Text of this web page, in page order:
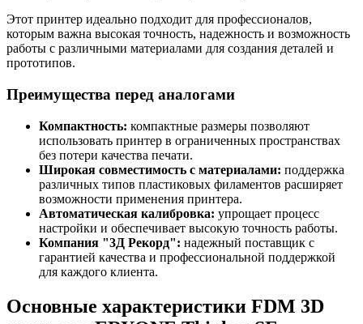
Этот принтер идеально подходит для профессионалов,
которым важна высокая точность, надежность и возможность
работы с различными материалами для создания деталей и
прототипов.
Преимущества перед аналогами
Компактность: компактные размеры позволяют
использовать принтер в ограниченных пространствах
без потери качества печати.
Широкая совместимость с материалами: поддержка
различных типов пластиковых филаментов расширяет
возможности применения принтера.
Автоматическая калибровка: упрощает процесс
настройки и обеспечивает высокую точность работы.
Компания "3Д Рекорд": надежный поставщик с
гарантией качества и профессиональной поддержкой
для каждого клиента.
Основные характеристики FDM 3D